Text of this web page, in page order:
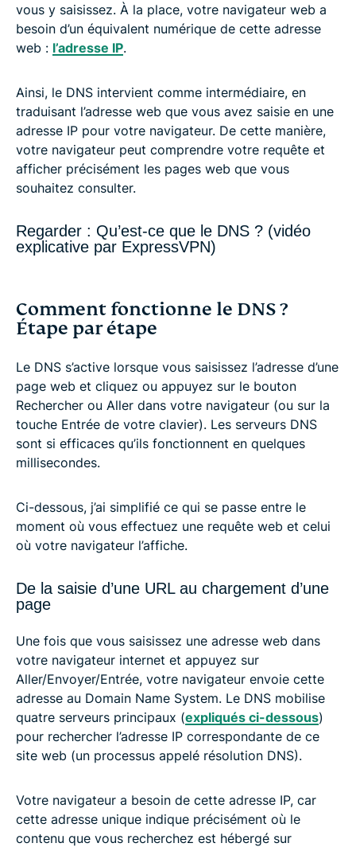
vous y saisissez. À la place, votre navigateur web a
besoin d’un équivalent numérique de cette adresse
web : l’adresse IP.
Ainsi, le DNS intervient comme intermédiaire, en
traduisant l’adresse web que vous avez saisie en une
adresse IP pour votre navigateur. De cette manière,
votre navigateur peut comprendre votre requête et
afficher précisément les pages web que vous
souhaitez consulter.
Regarder : Qu’est-ce que le DNS ? (vidéo
explicative par ExpressVPN)
Comment fonctionne le DNS ?
Étape par étape
Le DNS s’active lorsque vous saisissez l’adresse d’une
page web et cliquez ou appuyez sur le bouton
Rechercher ou Aller dans votre navigateur (ou sur la
touche Entrée de votre clavier). Les serveurs DNS
sont si efficaces qu’ils fonctionnent en quelques
millisecondes.
Ci-dessous, j’ai simplifié ce qui se passe entre le
moment où vous effectuez une requête web et celui
où votre navigateur l’affiche.
De la saisie d’une URL au chargement d’une
page
Une fois que vous saisissez une adresse web dans
votre navigateur internet et appuyez sur
Aller/Envoyer/Entrée, votre navigateur envoie cette
adresse au Domain Name System. Le DNS mobilise
quatre serveurs principaux (expliqués ci-dessous)
pour rechercher l’adresse IP correspondante de ce
site web (un processus appelé résolution DNS).
Votre navigateur a besoin de cette adresse IP, car
cette adresse unique indique précisément où le
contenu que vous recherchez est hébergé sur